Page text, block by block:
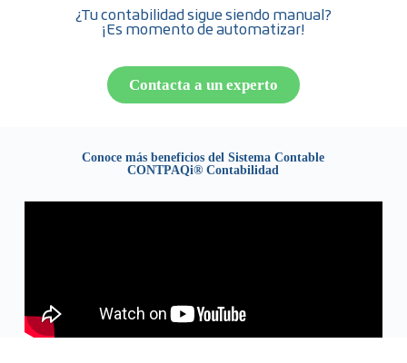
¿Tu contabilidad sigue siendo manual?
¡Es momento de automatizar!
Contacta a un experto
Conoce más beneficios del Sistema Contable
CONTPAQi® Contabilidad